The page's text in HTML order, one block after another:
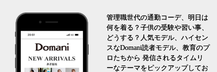
管理職世代の通勤コーデ、明日は
何を着る？子供の受験や習い事、
どうする？人気モデル、ハイセン
スなDomani読者モデル、教育のプ
ロたちから 発信されるタイムリ
ーなテーマをピックアップしてお